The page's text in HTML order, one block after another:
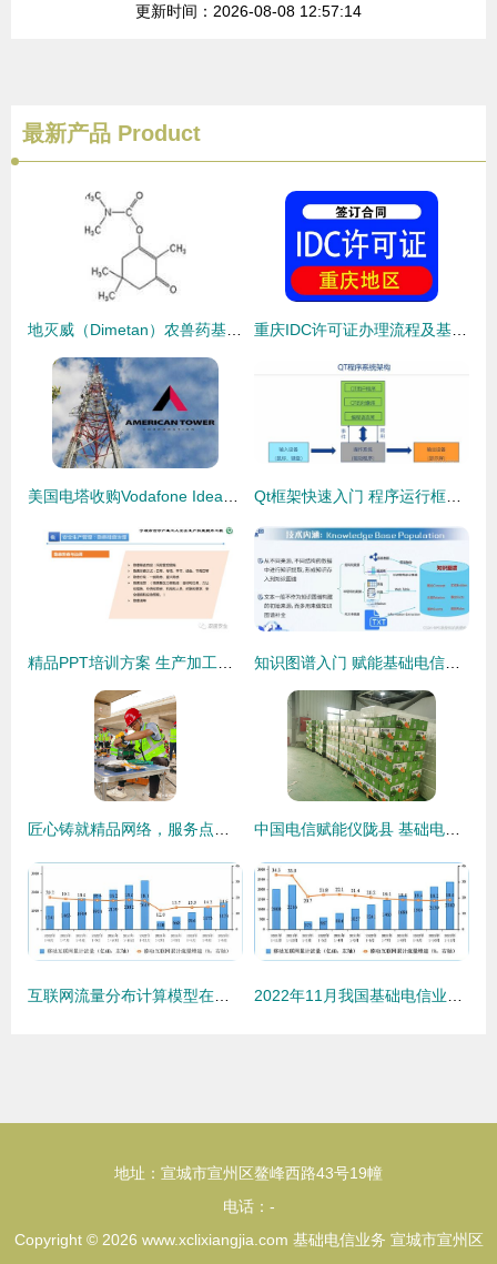
更新时间：2026-08-08 12:57:14
最新产品 Product
地址：宣城市宣州区鳌峰西路43号19幢
电话：-
Copyright © 2026 www.xclixiangjia.com 基础电信业务 宣城市宣州区